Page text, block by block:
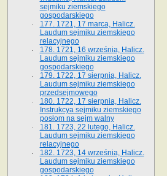
sejmiku ziemskiego
gospodarskiego
177. 1721, 17 marca, Halicz.
Laudum sejmiku ziemskiego
relacyjnego
178. 1721, 16 września, Halicz.
Laudum sejmiku ziemskiego
gospodarskiego
179. 1722, 17 sierpnia, Halicz.
Laudum sejmiku ziemskiego
przedsejmowego
180. 1722, 17 sierpnia, Halicz.
Instrukcya sejmiku ziemskiego
posłom na sejm walny
181. 1723, 22 lutego, Halicz.
Laudum sejmiku ziemskiego
relacyjnego
182. 1723, 14 września, Halicz.
Laudum sejmiku ziemskiego
gospodarskiego